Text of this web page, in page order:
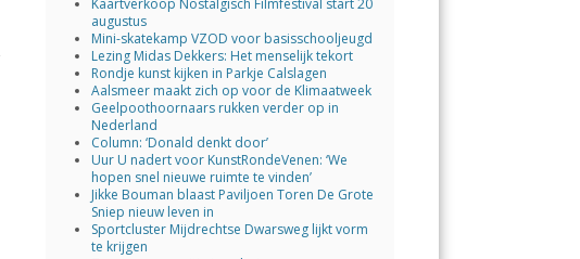
augustus
Mini-skatekamp VZOD voor basisschooljeugd
Lezing Midas Dekkers: Het menselijk tekort
Rondje kunst kijken in Parkje Calslagen
Aalsmeer maakt zich op voor de Klimaatweek
Geelpoothoornaars rukken verder op in
Nederland
Column: ‘Donald denkt door’
Uur U nadert voor KunstRondeVenen: ‘We
hopen snel nieuwe ruimte te vinden’
Jikke Bouman blaast Paviljoen Toren De Grote
Sniep nieuw leven in
Sportcluster Mijdrechtse Dwarsweg lijkt vorm
te krijgen